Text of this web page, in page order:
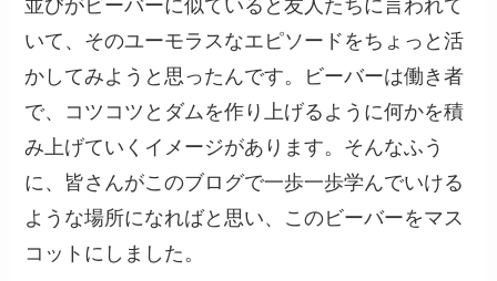
並びがビーバーに似ていると友人たちに言われて
いて、そのユーモラスなエピソードをちょっと活
かしてみようと思ったんです。ビーバーは働き者
で、コツコツとダムを作り上げるように何かを積
み上げていくイメージがあります。そんなふう
に、皆さんがこのブログで一歩一歩学んでいける
ような場所になればと思い、このビーバーをマス
コットにしました。